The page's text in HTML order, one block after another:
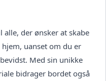
der ønsker at skabe
uanset om du er
Med sin unikke
bidrager bordet også